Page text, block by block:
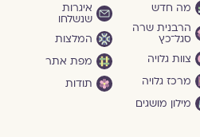
מה חדש
הרבנית שרה
סגל־כץ
צוות גלויה
מרכז גלויה
מילון מושגים
איגרות
שנשלחו
המלצות
מפת אתר
תודות